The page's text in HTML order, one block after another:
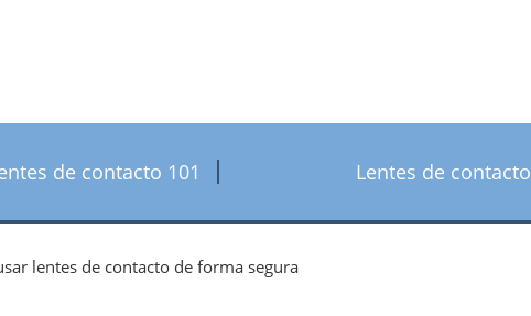
de contacto 101
Lentes de contacto
lentes de contacto de forma segura